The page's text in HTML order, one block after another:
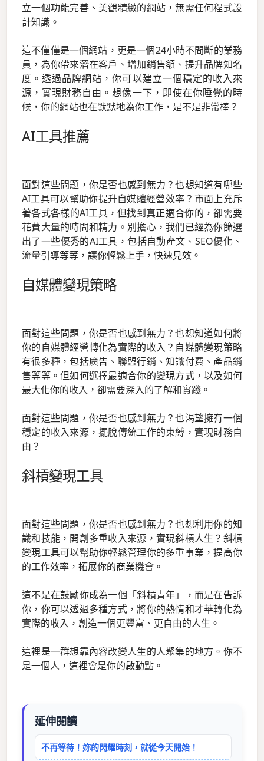
立一個功能完善、美觀精緻的網站，無需任何程式設
計知識。
這不僅僅是一個網站，更是一個24小時不間斷的業務
員，為你帶來潛在客戶、增加銷售額、提升品牌知名
度。透過品牌網站，你可以建立一個穩定的收入來
源，實現財務自由。想像一下，即使在你睡覺的時
候，你的網站也在默默地為你工作，是不是非常棒？
AI工具推薦
面對這些問題，你是否也感到無力？也想知道有哪些
AI工具可以幫助你提升自媒體經營效率？市面上充斥
著各式各樣的AI工具，但找到真正適合你的，卻需要
花費大量的時間和精力。別擔心，我們已經為你篩選
出了一些優秀的AI工具，包括自動產文、SEO優化、
流量引導等等，讓你輕鬆上手，快速見效。
自媒體變現策略
面對這些問題，你是否也感到無力？也想知道如何將
你的自媒體經營轉化為實際的收入？自媒體變現策略
有很多種，包括廣告、聯盟行銷、知識付費、產品銷
售等等。但如何選擇最適合你的變現方式，以及如何
最大化你的收入，卻需要深入的了解和實踐。
面對這些問題，你是否也感到無力？也渴望擁有一個
穩定的收入來源，擺脫傳統工作的束縛，實現財務自
由？
斜槓變現工具
面對這些問題，你是否也感到無力？也想利用你的知
識和技能，開創多重收入來源，實現斜槓人生？斜槓
變現工具可以幫助你輕鬆管理你的多重事業，提高你
的工作效率，拓展你的商業機會。
這不是在鼓勵你成為一個「斜槓青年」，而是在告訴
你，你可以透過多種方式，將你的熱情和才華轉化為
實際的收入，創造一個更豐富、更自由的人生。
這裡是一群想靠內容改變人生的人聚集的地方。你不
是一個人，這裡會是你的啟動點。
延伸閱讀
不再等待！妳的閃耀時刻，就從今天開始！